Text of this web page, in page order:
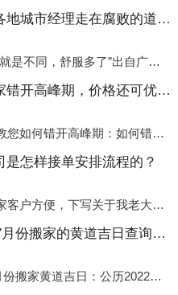
金山区蓝犀牛各地城市经理走在腐败的道路上
金山区“这贵点的就是不同，舒服多了”出自广州运营邓经理的口中。2023年开年刚出来，三个司机（加盟蓝犀牛的个人队伍）便请广州经理去佛山娱乐场所大消费了一次，据知悉一晚消费达一万多，由三人平摊费用，燃鹅这样的
金山区教您搬家错开高峰期，价格还可优惠！
金山区中迁搬家教您如何错开高峰期：如何错开高峰期搬家，中迁搬家做了一些电话数据统计和分析，发现市民中午2点左右访问网站的人是最多的，电话咨询是早上9点左右是最多的，预约搬家周六和周日是最多的，网上QQ微
是怎样接单安排流程的？
金山区为广州搬家客户方便，下写关于我老大众搬家公司接单的流程，九条给搬家朋友参考，了解搬家公司工序，免去搬家时的没有准备好的工作，给您及时快速的搬好家。一．电话咨询：专人接待客户电话咨询，初步了解客户搬 家
金山区2022年7月份搬家的黄道吉日查询大全一览表哪天适合搬家好日子
金山区2022年7月份搬家黄道吉日：公历2022年7月6日 农历六月初八 星期三 冲虎(甲寅)公历2022年7月12日 农历六月十四 星期二 冲猴(庚申)公历2022年7月13日 农历六月十五 星期三 冲鸡